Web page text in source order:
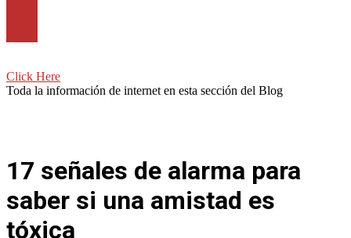
Click Here
Toda la información de internet en esta sección del Blog
17 señales de alarma para
saber si una amistad es
tóxica